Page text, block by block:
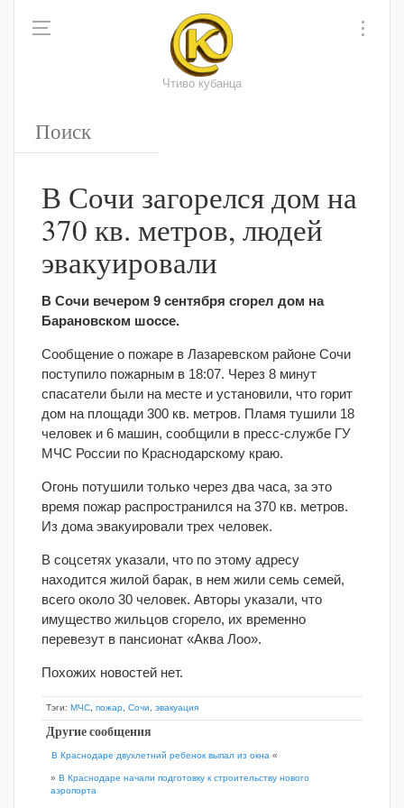
Чтиво кубанца
В Сочи загорелся дом на
370 кв. метров, людей
эвакуировали
В Сочи вечером 9 сентября сгорел дом на
Барановском шоссе.
Сообщение о пожаре в Лазаревском районе Сочи
поступило пожарным в 18:07. Через 8 минут
спасатели были на месте и установили, что горит
дом на площади 300 кв. метров. Пламя тушили 18
человек и 6 машин, сообщили в пресс-службе ГУ
МЧС России по Краснодарскому краю.
Огонь потушили только через два часа, за это
время пожар распространился на 370 кв. метров.
Из дома эвакуировали трех человек.
В соцсетях указали, что по этому адресу
находится жилой барак, в нем жили семь семей,
всего около 30 человек. Авторы указали, что
имущество жильцов сгорело, их временно
перевезут в пансионат «Аква Лоо».
Похожих новостей нет.
Тэги: МЧС пожар Сочи эвакуация
Другие сообщения
В Краснодаре двухлетний ребенок выпал из окна «
» В Краснодаре начали подготовку к строительству нового
аэропорта